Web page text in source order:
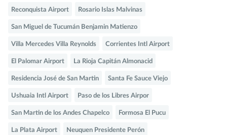
Reconquista Airport Rosario Islas Malvinas
San Miguel de Tucumán Benjamin Matienzo
Villa Mercedes Villa Reynolds Corrientes Intl Airport
El Palomar Airport La Rioja Capitán Almonacid
Residencia José de San Martin Santa Fe Sauce Viejo
Ushuaia Intl Airport Paso de los Libres Airpor
San Martin de los Andes Chapelco Formosa El Pucu
La Plata Airport Neuquen Presidente Perón